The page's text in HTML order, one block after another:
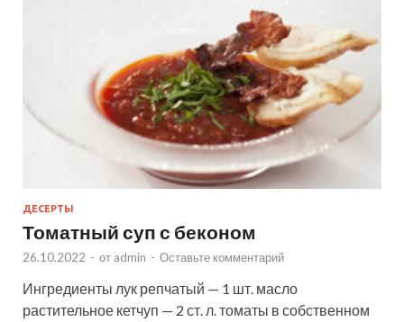
ДЕСЕРТЫ
Томатный суп с беконом
26.10.2022 - от admin - Оставьте комментарий
Ингредиенты лук репчатый — 1 шт. масло
растительное кетчуп — 2 ст. л. томаты в собственном